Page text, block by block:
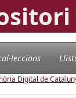
Digital de